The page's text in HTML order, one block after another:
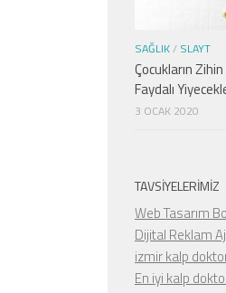
SAĞLIK/ SLAYT
Çocukların
Faydalı
3 OCAK 2020
TAVSIYELERIMIZ
Web Tasarım
Dijital Reklam
izmir kalp
En iyi kalp